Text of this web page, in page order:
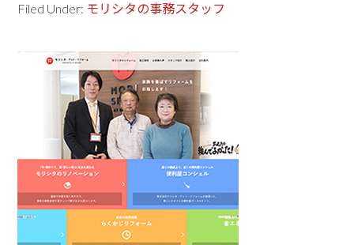
Filed Under: モリシタの事務スタッフ
Primary
Sidebar